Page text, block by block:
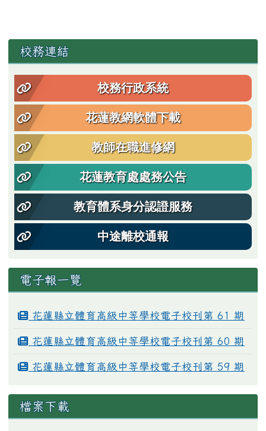
左邊區域內容
校務連結
校務行政系統
花蓮教網軟體下載
教師在職進修網
花蓮教育處處務公告
教育體系身分認證服務
中途離校通報
電子報一覽
花蓮縣立體育高級中等學校電子校刊第 61 期
花蓮縣立體育高級中等學校電子校刊第 60 期
花蓮縣立體育高級中等學校電子校刊第 59 期
檔案下載